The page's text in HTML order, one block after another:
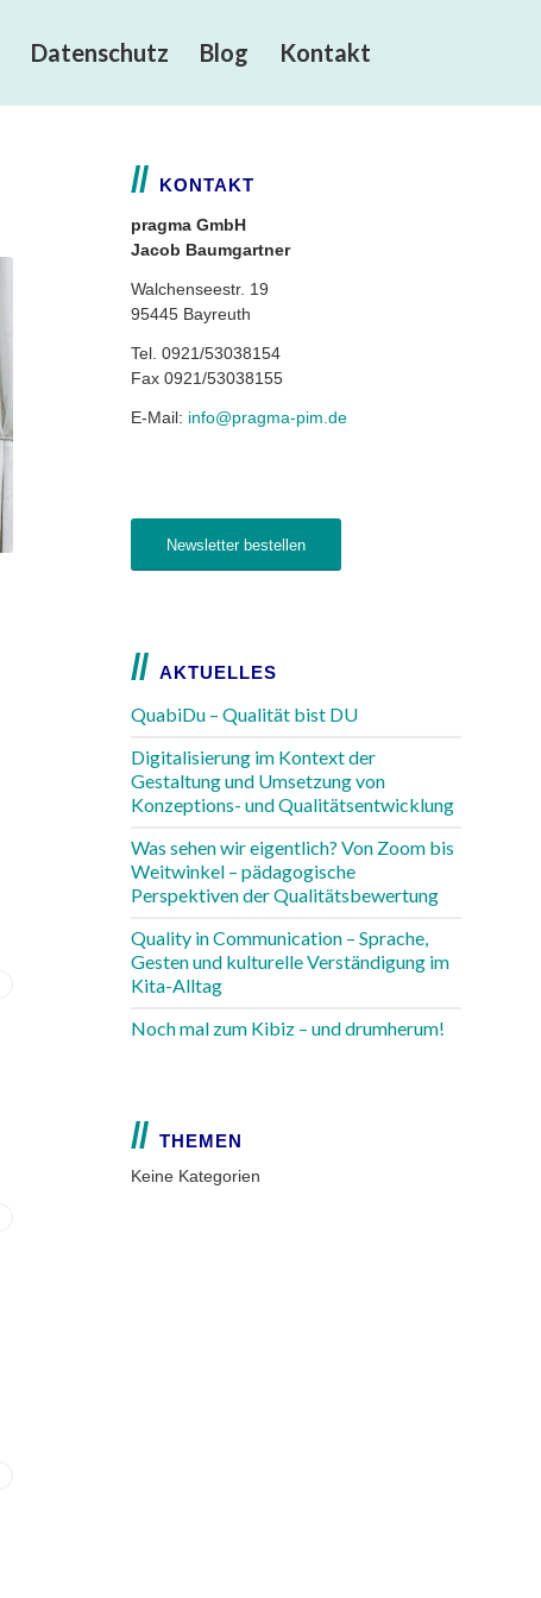
Datenschutz Blog Kontakt
KONTAKT
pragma GmbH
Jacob Baumgartner
Walchenseestr. 19
95445 Bayreuth
Tel. 0921/53038154
Fax 0921/53038155
E-Mail: info@pragma-pim.de
Newsletter bestellen
AKTUELLES
QuabiDu – Qualität bist DU
Digitalisierung im Kontext der
Gestaltung und Umsetzung von
Konzeptions- und Qualitätsentwicklung
Was sehen wir eigentlich? Von Zoom bis
Weitwinkel – pädagogische
Perspektiven der Qualitätsbewertung
Quality in Communication – Sprache,
Gesten und kulturelle Verständigung im
Kita-Alltag
Noch mal zum Kibiz – und drumherum!
THEMEN
Keine Kategorien